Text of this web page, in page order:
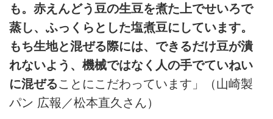
も。赤えんどう豆の生豆を煮た上でせいろで
蒸し、ふっくらとした塩煮豆にしています。
もち生地と混ぜる際には、できるだけ豆が潰
れないよう、機械ではなく人の手でていねい
に混ぜることにこだわっています」（山崎製
パン 広報／松本直久さん）